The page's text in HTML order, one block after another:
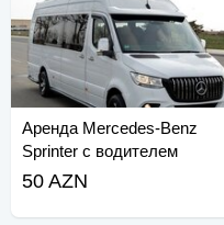
Аренда Mercedes-Benz
Sprinter с водителем
(Mercedes-Benz Sprinter).
50 AZN